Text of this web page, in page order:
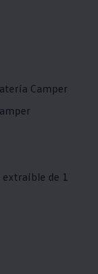
Camper
extraíble de 1